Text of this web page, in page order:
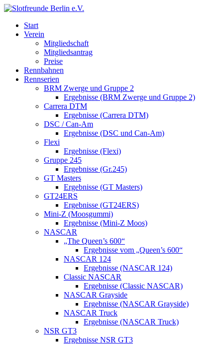
Start
Verein
Mitgliedschaft
Mitgliedsantrag
Preise
Rennbahnen
Rennserien
BRM Zwerge und Gruppe 2
Ergebnisse (BRM Zwerge und Gruppe 2)
Carrera DTM
Ergebnisse (Carrera DTM)
DSC / Can-Am
Ergebnisse (DSC und Can-Am)
Flexi
Ergebnisse (Flexi)
Gruppe 245
Ergebnisse (Gr.245)
GT Masters
Ergebnisse (GT Masters)
GT24ERS
Ergebnisse (GT24ERS)
Mini-Z (Moosgummi)
Ergebnisse (Mini-Z Moos)
NASCAR
„The Queen’s 600“
Ergebnisse vom „Queen’s 600“
NASCAR 124
Ergebnisse (NASCAR 124)
Classic NASCAR
Ergebnisse (Classic NASCAR)
NASCAR Grayside
Ergebnisse (NASCAR Grayside)
NASCAR Truck
Ergebnisse (NASCAR Truck)
NSR GT3
Ergebnisse NSR GT3